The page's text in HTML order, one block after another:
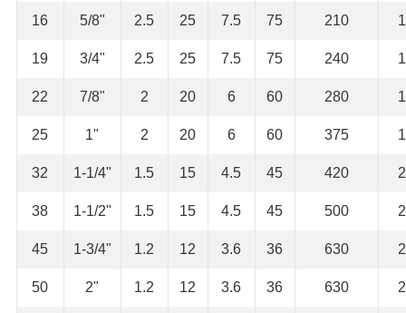
16 5/8" 2.5 25 7.5 75 210 1
19 3/4" 2.5 25 7.5 75 240 1
22 7/8" 2 20 6 60 280 1
25 1" 2 20 6 60 375 1
32 1-1/4" 1.5 15 4.5 45 420 2
38 1-1/2" 1.5 15 4.5 45 500 2
45 1-3/4" 1.2 12 3.6 36 630 2
50 2" 1.2 12 3.6 36 630 2